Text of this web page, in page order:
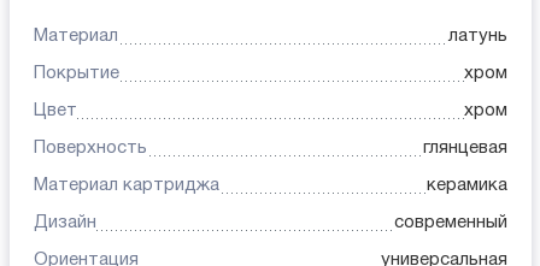
Материал латунь
Покрытие хром
Цвет хром
Поверхность глянцевая
Материал картриджа керамика
Дизайн современный
Ориентация универсальная